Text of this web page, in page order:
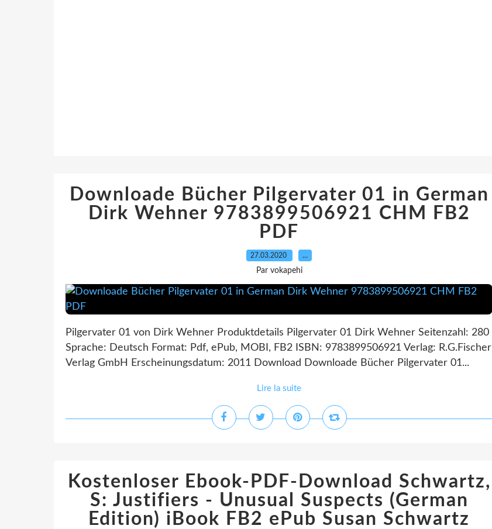
Downloade Bücher Pilgervater 01 in German
Dirk Wehner 9783899506921 CHM FB2
PDF
27.03.2020 …
Par vokapehi
Pilgervater 01 von Dirk Wehner Produktdetails Pilgervater 01 Dirk Wehner Seitenzahl: 280
Sprache: Deutsch Format: Pdf, ePub, MOBI, FB2 ISBN: 9783899506921 Verlag: R.G.Fischer
Verlag GmbH Erscheinungsdatum: 2011 Download Downloade Bücher Pilgervater 01...
Lire la suite
Kostenloser Ebook-PDF-Download Schwartz,
S: Justifiers - Unusual Suspects (German
Edition) iBook FB2 ePub Susan Schwartz